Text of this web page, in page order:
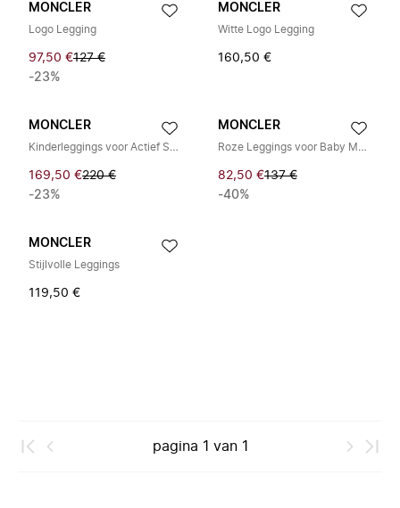
MONCLER
Logo Legging
97,50 €127 €
-23%
MONCLER
Witte Logo Legging
160,50 €
MONCLER
Kinderleggings voor Actief Spelen
169,50 €220 €
-23%
MONCLER
Roze Leggings voor Baby Meisjes
82,50 €137 €
-40%
MONCLER
Stijlvolle Leggings
119,50 €
pagina 1 van 1